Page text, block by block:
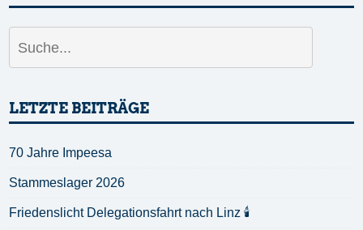
LETZTE BEITRÄGE
70 Jahre Impeesa
Stammeslager 2026
Friedenslicht Delegationsfahrt nach Linz 🕯️